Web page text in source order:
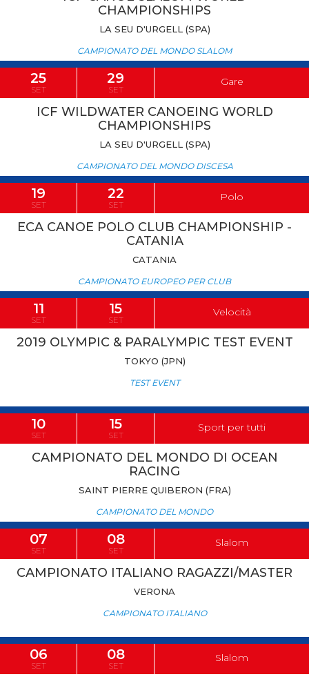
CHAMPIONSHIPS
LA SEU D'URGELL (SPA)
CAMPIONATO DEL MONDO SLALOM
25
SET
29
SET
Gare
ICF WILDWATER CANOEING WORLD
CHAMPIONSHIPS
LA SEU D'URGELL (SPA)
CAMPIONATO DEL MONDO DISCESA
19
SET
22
SET
Polo
ECA CANOE POLO CLUB CHAMPIONSHIP -
CATANIA
CATANIA
CAMPIONATO EUROPEO PER CLUB
11
SET
15
SET
Velocità
2019 OLYMPIC & PARALYMPIC TEST EVENT
TOKYO (JPN)
TEST EVENT
10
SET
15
SET
Sport per tutti
CAMPIONATO DEL MONDO DI OCEAN
RACING
SAINT PIERRE QUIBERON (FRA)
CAMPIONATO DEL MONDO
07
SET
08
SET
Slalom
CAMPIONATO ITALIANO RAGAZZI/MASTER
VERONA
CAMPIONATO ITALIANO
06
SET
08
SET
Slalom